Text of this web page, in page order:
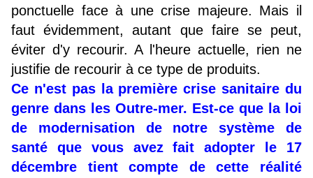
ponctuelle face à une crise majeure. Mais il
faut évidemment, autant que faire se peut,
éviter d'y recourir. A l'heure actuelle, rien ne
justifie de recourir à ce type de produits.
Ce n'est pas la première crise sanitaire du
genre dans les Outre-mer. Est-ce que la loi
de modernisation de notre système de
santé que vous avez fait adopter le 17
décembre tient compte de cette réalité